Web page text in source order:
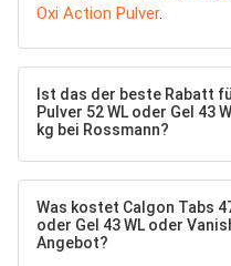
Oxi Action Pulver.
Ist das der beste Rabatt
Pulver 52 WL oder Gel 43
kg bei Rossmann?
Was kostet Calgon Tabs
oder Gel 43 WL oder
Angebot?